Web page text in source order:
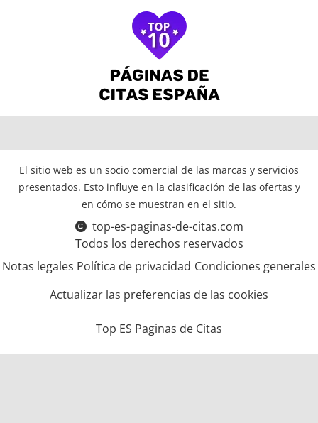
El sitio web es un socio comercial de las marcas y servicios
presentados. Esto influye en la clasificación de las ofertas y
en cómo se muestran en el sitio.
top-es-paginas-de-citas.com
Todos los derechos reservados
Notas legales Política de privacidad Condiciones generales
Actualizar las preferencias de las cookies
Top ES Paginas de Citas